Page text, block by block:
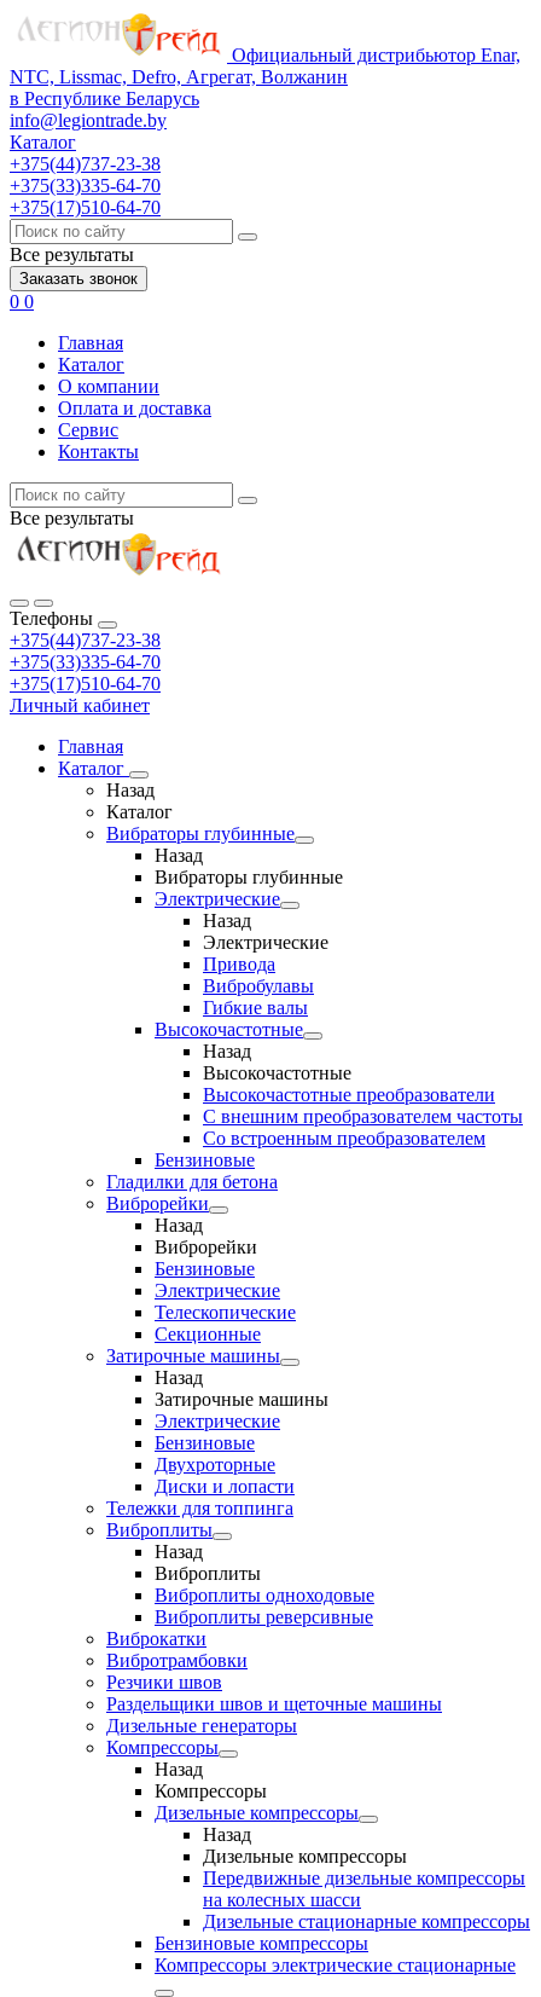
Официальный дистрибьютор Enar,
NTC, Lissmac, Defro, Агрегат, Волжанин
в Республике Беларусь
info@legiontrade.by
Каталог
+375(44)737-23-38
+375(33)335-64-70
+375(17)510-64-70
Все результаты
Заказать звонок
0 0
Главная
Каталог
О компании
Оплата и доставка
Сервис
Контакты
Все результаты
Телефоны
+375(44)737-23-38
+375(33)335-64-70
+375(17)510-64-70
Личный кабинет
Главная
Каталог
Назад
Каталог
Вибраторы глубинные
Назад
Вибраторы глубинные
Электрические
Назад
Электрические
Привода
Вибробулавы
Гибкие валы
Высокочастотные
Назад
Высокочастотные
Высокочастотные преобразователи
С внешним преобразователем частоты
Cо встроенным преобразователем
Бензиновые
Гладилки для бетона
Виброрейки
Назад
Виброрейки
Бензиновые
Электрические
Телескопические
Секционные
Затирочные машины
Назад
Затирочные машины
Электрические
Бензиновые
Двухроторные
Диски и лопасти
Тележки для топпинга
Виброплиты
Назад
Виброплиты
Виброплиты одноходовые
Виброплиты реверсивные
Виброкатки
Вибротрамбовки
Резчики швов
Раздельщики швов и щеточные машины
Дизельные генераторы
Компрессоры
Назад
Компрессоры
Дизельные компрессоры
Назад
Дизельные компрессоры
Передвижные дизельные компрессоры
на колесных шасси
Дизельные стационарные компрессоры
Бензиновые компрессоры
Компрессоры электрические стационарные